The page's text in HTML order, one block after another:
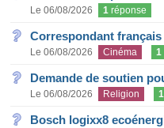
Le 06/08/2026 1 réponse
Correspondant français
Le 06/08/2026 Cinéma 1
Demande de soutien
Le 06/08/2026 Religion
Bosch logixx8